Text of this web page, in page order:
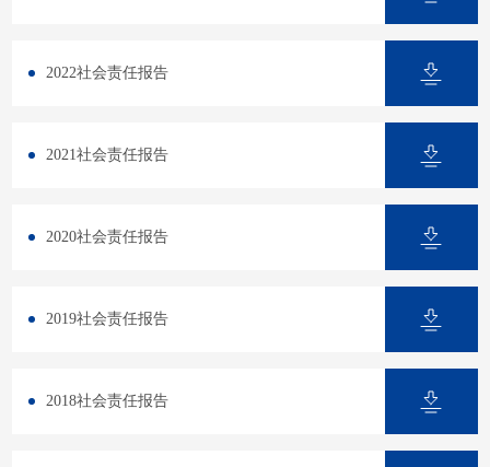
2022社会责任报告
2021社会责任报告
2020社会责任报告
2019社会责任报告
2018社会责任报告